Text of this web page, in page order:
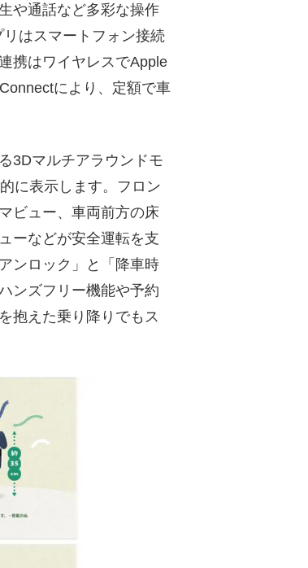
や通話など多彩な操作
はスマートフォン接続
携はワイヤレスでApple
により、定額で車
3Dマルチアラウンドモ
に表示します。フロン
ビュー、車両前方の床
ーなどが安全運転を支
ンロック」と「降車時
ンズフリー機能や予約
抱えた乗り降りでもス